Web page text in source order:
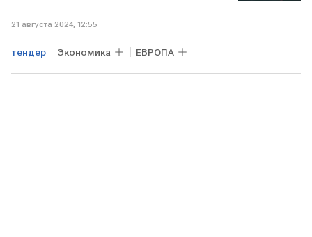
21 августа 2024, 12:55
тендер Экономика ЕВРОПА